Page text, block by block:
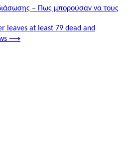
– Πως μπορούσαν να τους
leaves at least 79 dead and
⟶